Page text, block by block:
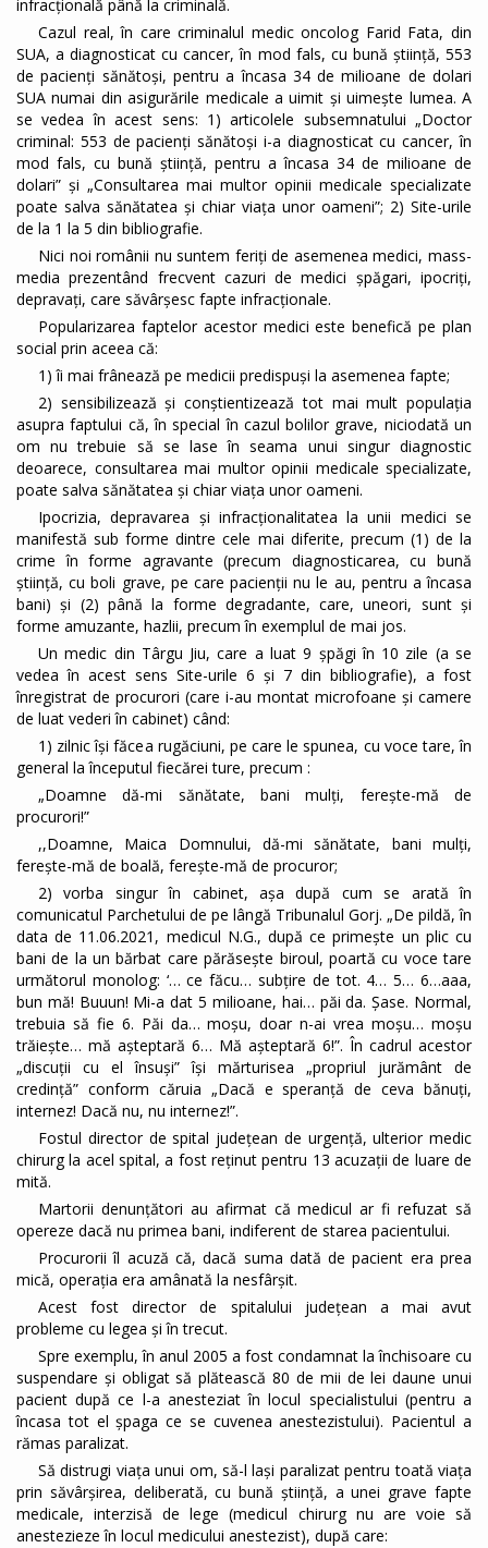
infracțională până la criminală.
Cazul real, în care criminalul medic oncolog Farid Fata, din
SUA, a diagnosticat cu cancer, în mod fals, cu bună știință, 553
de pacienți sănătoși, pentru a încasa 34 de milioane de dolari
SUA numai din asigurările medicale a uimit și uimește lumea. A
se vedea în acest sens: 1) articolele subsemnatului „Doctor
criminal: 553 de pacienți sănătoși i-a diagnosticat cu cancer, în
mod fals, cu bună știință, pentru a încasa 34 de milioane de
dolari” și „Consultarea mai multor opinii medicale specializate
poate salva sănătatea și chiar viața unor oameni”; 2) Site-urile
de la 1 la 5 din bibliografie.
Nici noi românii nu suntem feriți de asemenea medici, mass-
media prezentând frecvent cazuri de medici șpăgari, ipocriți,
depravați, care săvârșesc fapte infracționale.
Popularizarea faptelor acestor medici este benefică pe plan
social prin aceea că:
1) îi mai frânează pe medicii predispuși la asemenea fapte;
2) sensibilizează și conștientizează tot mai mult populația
asupra faptului că, în special în cazul bolilor grave, niciodată un
om nu trebuie să se lase în seama unui singur diagnostic
deoarece, consultarea mai multor opinii medicale specializate,
poate salva sănătatea și chiar viața unor oameni.
Ipocrizia, depravarea și infracționalitatea la unii medici se
manifestă sub forme dintre cele mai diferite, precum (1) de la
crime în forme agravante (precum diagnosticarea, cu bună
știință, cu boli grave, pe care pacienții nu le au, pentru a încasa
bani) și (2) până la forme degradante, care, uneori, sunt și
forme amuzante, hazlii, precum în exemplul de mai jos.
Un medic din Târgu Jiu, care a luat 9 șpăgi în 10 zile (a se
vedea în acest sens Site-urile 6 și 7 din bibliografie), a fost
înregistrat de procurori (care i-au montat microfoane și camere
de luat vederi în cabinet) când:
1) zilnic își făcea rugăciuni, pe care le spunea, cu voce tare, în
general la începutul fiecărei ture, precum :
„Doamne dă-mi sănătate, bani mulţi, fereşte-mă de
procurori!”
,,Doamne, Maica Domnului, dă-mi sănătate, bani mulţi,
fereşte-mă de boală, fereşte-mă de procuror;
2) vorba singur în cabinet, așa după cum se arată în
comunicatul Parchetului de pe lângă Tribunalul Gorj. „De pildă, în
data de 11.06.2021, medicul N.G., după ce primeşte un plic cu
bani de la un bărbat care părăseşte biroul, poartă cu voce tare
următorul monolog: ‘… ce făcu… subţire de tot. 4… 5… 6…aaa,
bun mă! Buuun! Mi-a dat 5 milioane, hai… păi da. Şase. Normal,
trebuia să fie 6. Păi da… moşu, doar n-ai vrea moşu… moşu
trăieşte… mă aşteptară 6… Mă aşteptară 6!”. În cadrul acestor
„discuții cu el însuși” își mărturisea „propriul jurământ de
credință” conform căruia „Dacă e speranţă de ceva bănuţi,
internez! Dacă nu, nu internez!”.
Fostul director de spital județean de urgență, ulterior medic
chirurg la acel spital, a fost reținut pentru 13 acuzații de luare de
mită.
Martorii denunțători au afirmat că medicul ar fi refuzat să
opereze dacă nu primea bani, indiferent de starea pacientului.
Procurorii îl acuză că, dacă suma dată de pacient era prea
mică, operația era amânată la nesfârșit.
Acest fost director de spitalului judeţean a mai avut
probleme cu legea și în trecut.
Spre exemplu, în anul 2005 a fost condamnat la închisoare cu
suspendare şi obligat să plătească 80 de mii de lei daune unui
pacient după ce l-a anesteziat în locul specialistului (pentru a
încasa tot el șpaga ce se cuvenea anestezistului). Pacientul a
rămas paralizat.
Să distrugi viața unui om, să-l lași paralizat pentru toată viața
prin săvârșirea, deliberată, cu bună știință, a unei grave fapte
medicale, interzisă de lege (medicul chirurg nu are voie să
anestezieze în locul medicului anestezist), după care: